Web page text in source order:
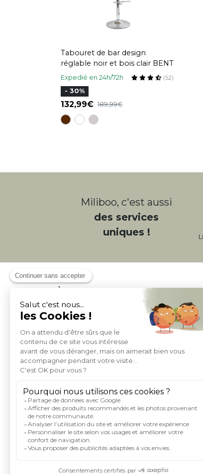
Tabouret de bar design
réglable noir et bois clair BENT
Expedié en 24h/72h (52)
- 30%
132,99 189,99
Miliboo, c'est aussi
des services
uniques !
À PROPOS DE MILIBOO
Qui sommes nous et nos engagements
Mentions légales
Moyens de paiement
Livraison
Conditions générales de Vente
Politique de protection des données
Conditions générales d'utilisation du site
Droits informatique et libertés
Carte de fidelite et parrainage
Rejoignez-nous
Index égalité femme homme